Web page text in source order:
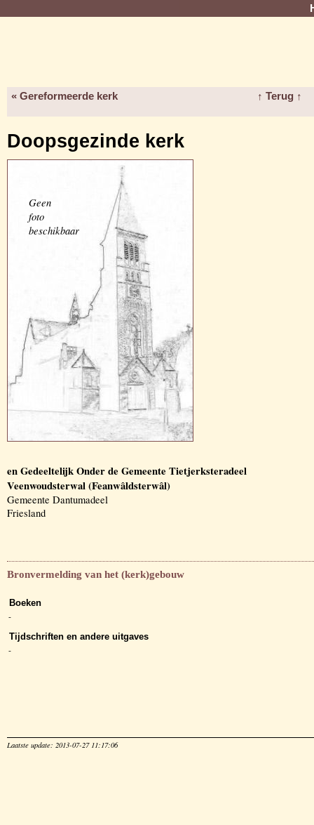
« Gereformeerde kerk ↑ Terug ↑
Doopsgezinde kerk
Geen
foto
beschikbaar
en Gedeeltelijk Onder de Gemeente Tietjerksteradeel
Veenwoudsterwal (Feanwâldsterwâl)
Gemeente Dantumadeel
Friesland
Bronvermelding van het (kerk)gebouw
Boeken
-
Tijdschriften en andere uitgaves
-
Laatste update: 2013-07-27 11:17:06